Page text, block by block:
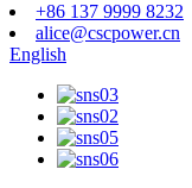
+86 137 9999 8232
alice@cscpower.cn
English